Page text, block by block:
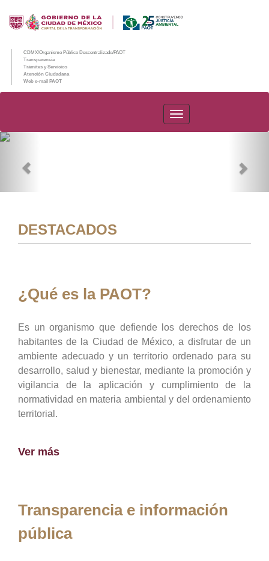
CDMX/Organismo Público Descentralizado/PAOT
Transparencia
Trámites y Servicios
Atención Ciudadana
Web e-mail PAOT
PAOT
DESTACADOS
¿Qué es la PAOT?
Es un organismo que defiende los derechos de los
habitantes de la Ciudad de México, a disfrutar de un
ambiente adecuado y un territorio ordenado para su
desarrollo, salud y bienestar, mediante la promoción y
vigilancia de la aplicación y cumplimiento de la
normatividad en materia ambiental y del ordenamiento
territorial.
Ver más
Transparencia e información
pública